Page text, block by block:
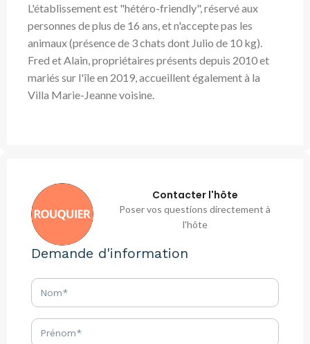
L'établissement est "hétéro-friendly", réservé aux
personnes de plus de 16 ans, et n'accepte pas les
animaux (présence de 3 chats dont Julio de 10 kg).
Fred et Alain, propriétaires présents depuis 2010 et
mariés sur l'île en 2019, accueillent également à la
Villa Marie-Jeanne voisine.
Contacter l'hôte
Poser vos questions directement à
l'hôte
Demande d'information